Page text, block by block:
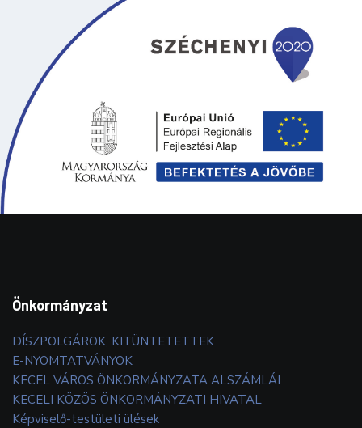
Önkormányzat
DÍSZPOLGÁROK, KITÜNTETETTEK
E-NYOMTATVÁNYOK
KECEL VÁROS ÖNKORMÁNYZATA ALSZÁMLÁI
KECELI KÖZÖS ÖNKORMÁNYZATI HIVATAL
Képviselő-testületi ülések